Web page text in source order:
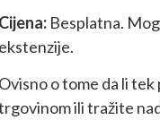
Besplatna.
o tome da li
ili tražite